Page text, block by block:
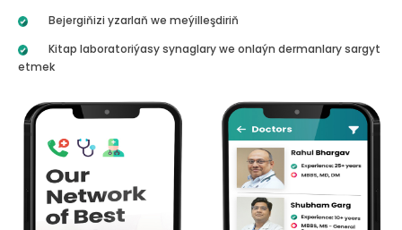
Bejergiňizi yzarlaň we meýilleşdiriň
Kitap laboratoriýasy synaglary we onlaýn dermanlary sargyt
etmek